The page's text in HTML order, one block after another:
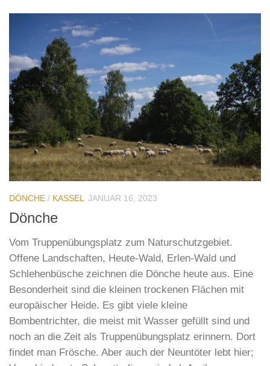
DÖNCHE / KASSEL JANUAR 16, 2023
Dönche
Vom Truppenübungsplatz zum Naturschutzgebiet.
Offene Landschaften, Heute-Wald, Erlen-Wald und
Schlehenbüsche zeichnen die Dönche heute aus. Eine
Besonderheit sind die kleinen trockenen Flächen mit
europäischer Heide. Es gibt viele kleine
Bombentrichter, die meist mit Wasser gefüllt sind und
noch an die Zeit als Truppenübungsplatz erinnern. Dort
findet man Frösche. Aber auch der Neuntöter lebt hier;